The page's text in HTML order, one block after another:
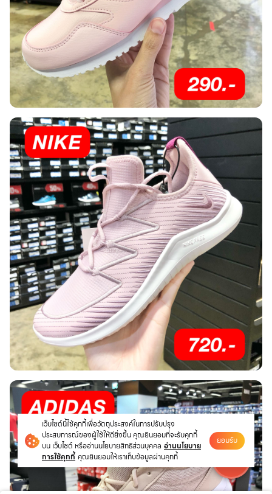
เว็บไซต์นี้ใช้คุกกี้เพื่อวัตถุประสงค์ในการปรับปรุง
ประสบการณ์ของผู้ใช้ให้ดียิ่งขึ้น คุณยินยอมที่จะรับคุกกี้
บน เว็บไซต์ หรืออ่านนโยบายสิทธิส่วนบุคคล อ่านนโยบาย
การใช้คุกกี้ คุณยินยอมให้เราเก็บข้อมูลผ่านคุกกี้
ยอมรับ